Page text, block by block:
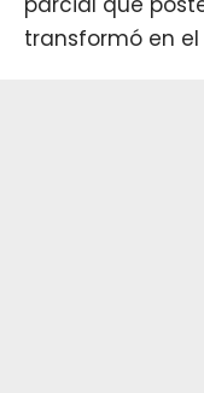
transformó en el